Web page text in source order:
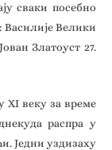
сваки посебно
Василије Велики
Златоуст 27.
XI веку за време
распра у
Једни уздизаху